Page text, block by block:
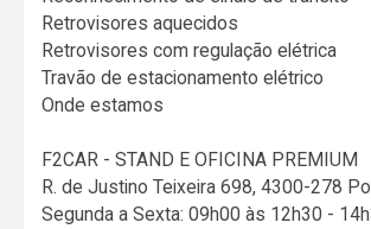
Retrovisores aquecidos
Retrovisores com regulação elétrica
Travão de estacionamento elétrico
Onde estamos
F2CAR - STAND E OFICINA PREMIUM
R. de Justino Teixeira 698, 4300-278
Segunda a Sexta: 09h00 às 12h30 -